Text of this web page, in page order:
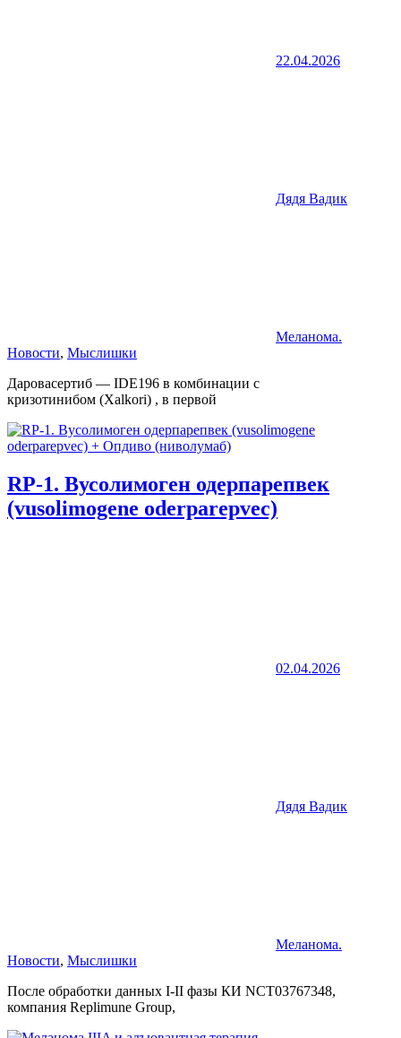
22.04.2026
Дядя Вадик
Меланома.
Новости, Мыслишки
Даровасертиб — IDE196 в комбинации с
кризотинибом (Xalkori) , в первой
RP-1. Вусолимоген одерпарепвек
(vusolimogene oderparepvec)
02.04.2026
Дядя Вадик
Меланома.
Новости, Мыслишки
После обработки данных I-II фазы КИ NCT03767348,
компания Replimune Group,